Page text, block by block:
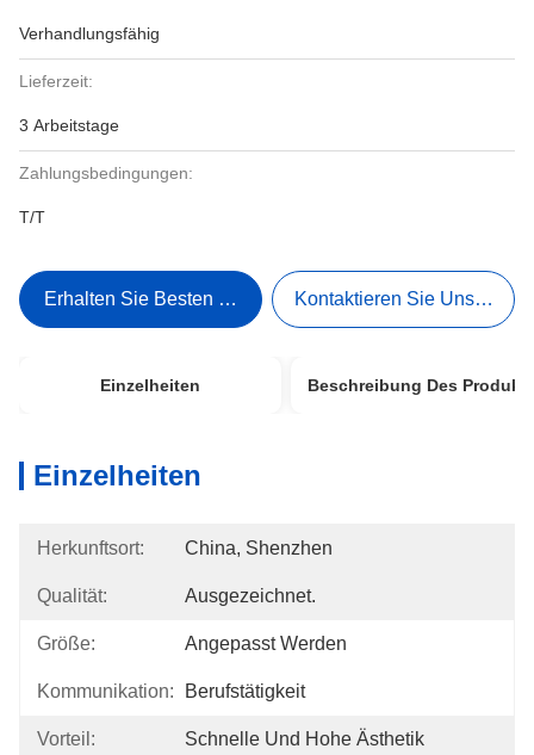
Verhandlungsfähig
Lieferzeit:
3 Arbeitstage
Zahlungsbedingungen:
T/T
Erhalten Sie Besten Preis Kontaktieren Sie Uns Jetzt
Einzelheiten Beschreibung Des
Einzelheiten
Herkunftsort: China, Shenzhen
Qualität: Ausgezeichnet.
Größe: Angepasst Werden
Kommunikation: Berufstätigkeit
Vorteil: Schnelle Und Hohe Ästhetik